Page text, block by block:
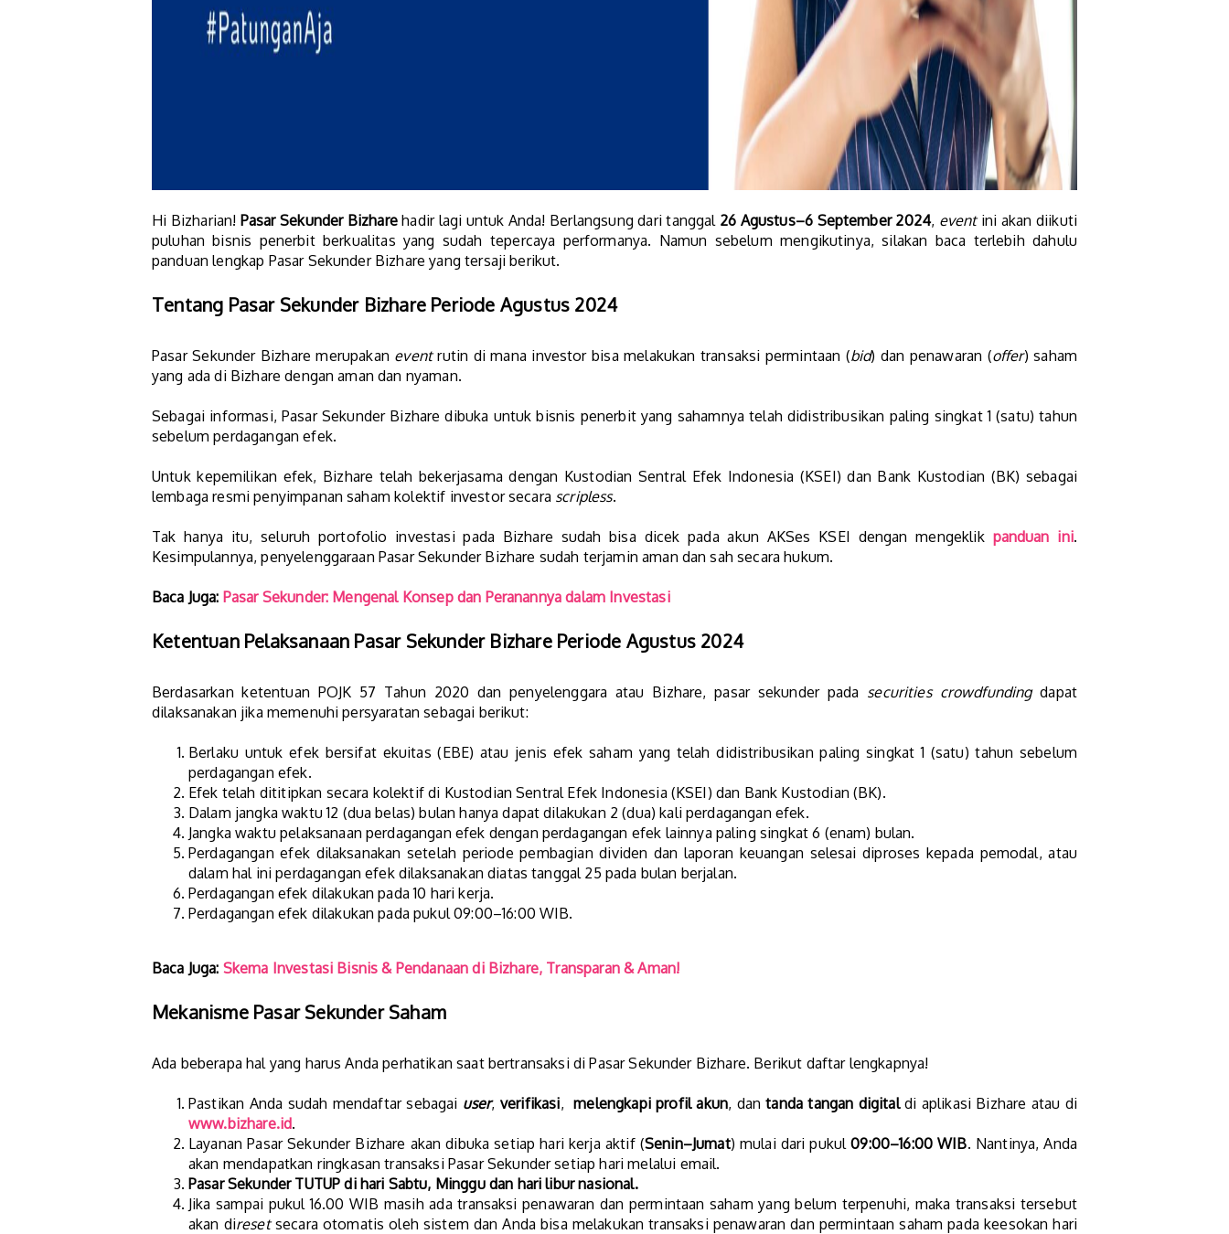
Hi Bizharian! Pasar Sekunder Bizharehadir lagi untuk Anda! Berlangsung dari tanggal 26 Agustus–6 September 2024, eventini akan diikuti
puluhan bisnis penerbit berkualitas yang sudah tepercaya performanya. Namun sebelum mengikutinya, silakan baca terlebih dahulu
panduan lengkap Pasar Sekunder Bizhare yang tersaji berikut.
Tentang Pasar Sekunder Bizhare Periode Agustus 2024
Pasar Sekunder Bizhare merupakan eventrutin di mana investor bisa melakukan transaksi permintaan (bid) dan penawaran (offer) saham
yang ada di Bizhare dengan aman dan nyaman.
Sebagai informasi, Pasar Sekunder Bizhare dibuka untuk bisnis penerbit yang sahamnya telah didistribusikan paling singkat 1 (satu) tahun
sebelum perdagangan efek.
Untuk kepemilikan efek, Bizhare telah bekerjasama dengan Kustodian Sentral Efek Indonesia (KSEI) dan Bank Kustodian (BK) sebagai
lembaga resmi penyimpanan saham kolektif investor secara scripless.
Tak hanya itu, seluruh portofolio investasi pada Bizhare sudah bisa dicek pada akun AKSes KSEI dengan mengeklik panduan ini.
Kesimpulannya, penyelenggaraan Pasar Sekunder Bizhare sudah terjamin aman dan sah secara hukum.
Baca Juga: Pasar Sekunder: Mengenal Konsep dan Peranannya dalam Investasi
Ketentuan Pelaksanaan Pasar Sekunder Bizhare Periode Agustus 2024
Berdasarkan ketentuan POJK 57 Tahun 2020 dan penyelenggara atau Bizhare, pasar sekunder pada securities crowdfundingdapat
dilaksanakan jika memenuhi persyaratan sebagai berikut:
Berlaku untuk efek bersifat ekuitas (EBE) atau jenis efek saham yang telah didistribusikan paling singkat 1 (satu) tahun sebelum
perdagangan efek.
Efek telah dititipkan secara kolektif di Kustodian Sentral Efek Indonesia (KSEI) dan Bank Kustodian (BK).
Dalam jangka waktu 12 (dua belas) bulan hanya dapat dilakukan 2 (dua) kali perdagangan efek.
Jangka waktu pelaksanaan perdagangan efek dengan perdagangan efek lainnya paling singkat 6 (enam) bulan.
Perdagangan efek dilaksanakan setelah periode pembagian dividen dan laporan keuangan selesai diproses kepada pemodal, atau
dalam hal ini perdagangan efek dilaksanakan diatas tanggal 25 pada bulan berjalan.
Perdagangan efek dilakukan pada 10 hari kerja.
Perdagangan efek dilakukan pada pukul 09:00–16:00 WIB.
Baca Juga: Skema Investasi Bisnis & Pendanaan di Bizhare, Transparan & Aman!
Mekanisme Pasar Sekunder Saham
Ada beberapa hal yang harus Anda perhatikan saat bertransaksi di Pasar Sekunder Bizhare. Berikut daftar lengkapnya!
Pastikan Anda sudah mendaftar sebagai user, verifikasi,melengkapi profil akun, dantanda tangan digitaldi aplikasi Bizhare atau di
www.bizhare.id.
Layanan Pasar Sekunder Bizhare akan dibuka setiap hari kerja aktif (Senin–Jumat) mulai dari pukul09:00–16:00 WIB. Nantinya, Anda
akan mendapatkan ringkasan transaksi Pasar Sekunder setiap hari melalui email.
Pasar Sekunder TUTUP di hari Sabtu, Minggu dan hari libur nasional.
Jika sampai pukul 16.00 WIB masih ada transaksi penawaran dan permintaan saham yang belum terpenuhi, maka transaksi tersebut
akan diresetsecara otomatis oleh sistem dan Anda bisa melakukan transaksi penawaran dan permintaan saham pada keesokan hari